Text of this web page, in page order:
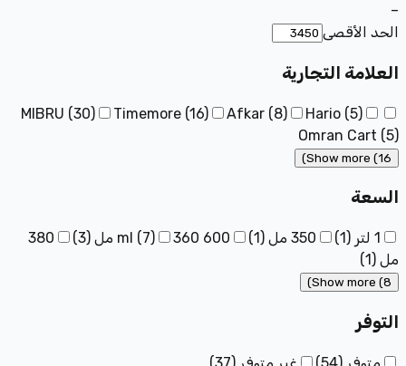
–
الحد الأقصى
العلامة التجارية
MIBRU (30) Timemore (16) Afkar (8) Hario (5)
Omran Cart (5)
Show more (16)
السعة
1 لتر (
1
) 350 مل (
1
)
600 ml
(7) 360 مل (
3
)
380
مل (
1
)
Show more (8)
التوفر
متوفر (
54
) غير متوفر (
37
)